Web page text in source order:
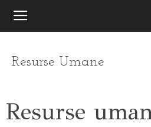
Resurse Umane
Resurse